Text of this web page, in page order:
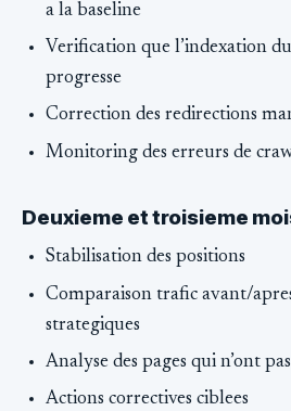
a la baseline
Verification que l’indexation
progresse
Correction des redirections
Monitoring des erreurs de
Deuxieme et troisieme
Stabilisation des positions
Comparaison trafic avant/
strategiques
Analyse des pages qui n’ont
Actions correctives ciblees